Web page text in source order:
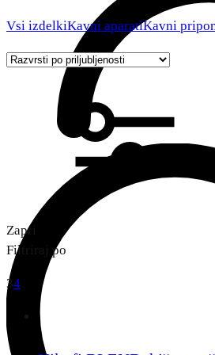
Vsi izdelkiKavni aparatiKavni
Zapri
Filtriraj po
34